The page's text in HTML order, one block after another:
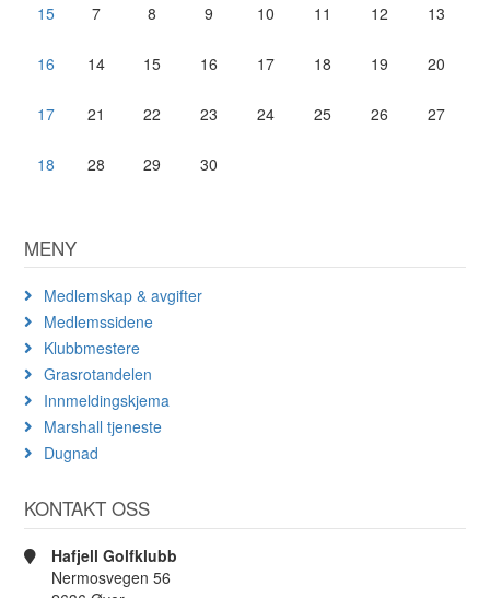
15 7 8 9 10 11 12 13
16 14 15 16 17 18 19 20
17 21 22 23 24 25 26 27
18 28 29 30
MENY
Medlemskap & avgifter
Medlemssidene
Klubbmestere
Grasrotandelen
Innmeldingskjema
Marshall tjeneste
Dugnad
KONTAKT OSS
Hafjell Golfklubb
Nermosvegen 56